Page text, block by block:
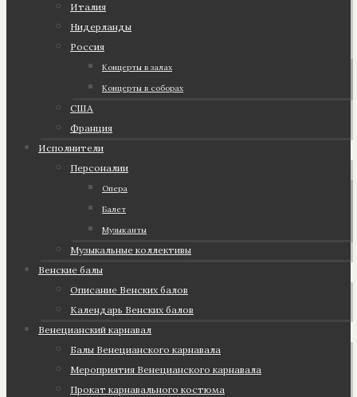
Италия
Нидерланды
Россия
Концерты в залах
Концерты в соборах
США
Франция
Исполнители
Персоналии
Опера
Балет
Музыканты
Музыкальные коллективы
Венские балы
Описание Венских балов
Календарь Венских балов
Венецианский карнавал
Балы Венецианского карнавала
Мероприятия Венецианского карнавала
Прокат карнавального костюма